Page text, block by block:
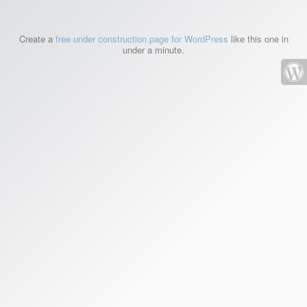
Create a free under construction page for WordPress like this one in
under a minute.